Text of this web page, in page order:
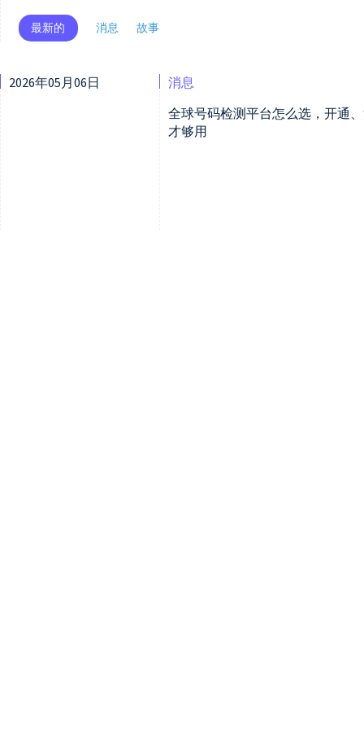
最新的 消息 故事
2026年05月06日
消息
全球号码检测平台怎么选，开通
才够用